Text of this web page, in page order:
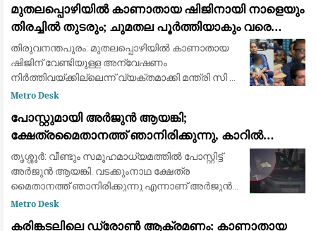
മുതലപ്പൊഴിയിൽ കാണാതായ ഷിജിനായി നാളെയും
തിരച്ചിൽ തുടരും; ചുമതല പൂർത്തിയാകും വരെ
തീരത്തുണ്ടാകുമെന്ന് മന്ത്രി സി.പി. ജോൺ
തിരുവനന്തപുരം: മുതലപ്പൊഴിയില്‍ കാണാതായ
ഷിജിന് വേണ്ടിയുള്ള അന്വേഷണം
നിര്‍ത്തിവയ്ക്കില്ലെന്ന് വ്യക്തമാക്കി മന്ത്രി സി പി
ജോണ്‍. ഇത് സംബന്ധിച്ച വിവരങ്ങള്‍ കുടുംബത്തെ
Metro Desk
പോസ്റ്റുമായി അർജുൻ ആയങ്കി;
ക്ഷേത്രമൈതാനത്ത് ഞാനിരിക്കുന്നു, കാറിൽ
പാലിയേക്കര ടോൾ പ്ലാസ കടക്കുന്ന ദൃശ്യം
പുറത്ത്: സഹോദരനും ഭാര്യയും കസ്റ്റഡിയിൽ
തൃശ്ശൂർ: വീണ്ടും സമൂഹമാധ്യമത്തിൽ പോസ്റ്റിട്ട്
അർജുൻ ആയങ്കി. വടക്കുംനാഥ ക്ഷേത്ര
മൈതാനത്ത് ഞാനിരിക്കുന്നു എന്നാണ് അർജുൻ
ആയങ്കി സമൂഹമാധ്യമത്തിൽ പോസ്റ്റ്
Metro Desk
കരിങ്കടലിലെ ഡ്രോൺ ആക്രമണം: കാണാതായ